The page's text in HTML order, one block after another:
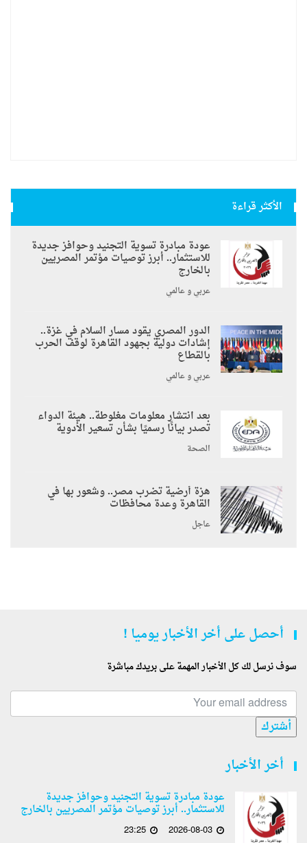
الأكثر قراءة
عودة مبادرة تسوية التجنيد وحوافز جديدة
للاستثمار.. أبرز توصيات مؤتمر المصريين
بالخارج
عربي و عالمي
الدور المصري يقود مسار السلام في غزة..
إشادات دولية بجهود القاهرة لوقف الحرب
بالقطاع
عربي و عالمي
بعد انتشار معلومات مغلوطة.. هيئة الدواء
تصدر بيانًا رسميًا بشأن تسعير الأدوية
الصحة
هزة أرضية تضرب مصر.. وشعور بها في
القاهرة وعدة محافظات
عاجل
أحصل على أخر الأخبار يوميا !
سوف نرسل لك كل الأخبار المهمة على بريدك مباشرة
أشترك
أخر الأخبار
عودة مبادرة تسوية التجنيد وحوافز جديدة
للاستثمار.. أبرز توصيات مؤتمر المصريين بالخارج
2026-08-03
23:25